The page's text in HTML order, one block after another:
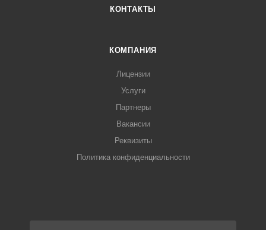
КОНТАКТЫ
КОМПАНИЯ
Лицензии
Услуги
Партнеры
Вакансии
Реквизиты
Политика конфиденциальности